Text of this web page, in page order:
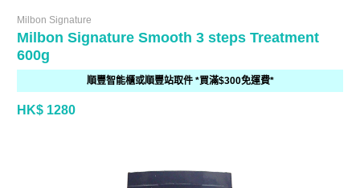
Milbon Signature
Milbon Signature Smooth 3 steps Treatment
600g
順豐智能櫃或順豐站取件 *買滿$300免運費*
HK$ 1280